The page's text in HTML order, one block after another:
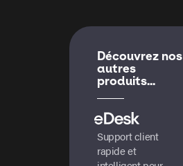
Découvrez nos
autres
produits...
Support client
rapide et